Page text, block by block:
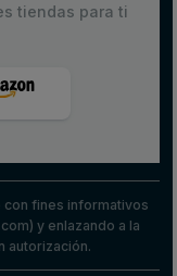
tiendas para ti
con fines informativos
y enlazando a la
autorización.